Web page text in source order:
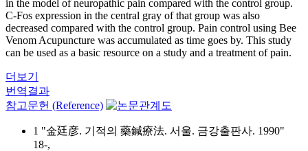
in the model of neuropathic pain compared with the control group.
C-Fos expression in the central gray of that group was also
decreased compared with the control group. Pain control using Bee
Venom Acupuncture was accumulated as time goes by. This study
can be used as a basic resource on a study and a treatment of pain.
더보기
번역결과
참고문헌 (Reference)
1 "金廷彦. 기적의 藥鍼療法. 서울. 금강출판사. 1990"
18-,